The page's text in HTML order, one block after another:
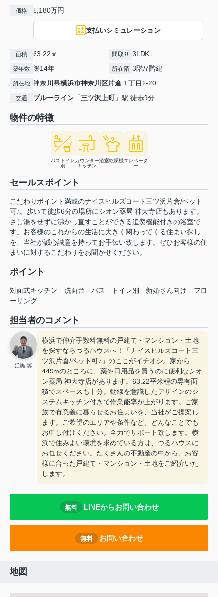
価格 5,180万円
支払いシミュレーション
面積 63.22㎡ 間取り 3LDK
築年数 築14年 所在階 3階/7階建
所在地 神奈川県横浜市神奈川区片倉１丁目2-20
交通 ブルーライン 「三ツ沢上町」駅 徒歩9分
物件の特徴
バストイレ
別
カウンター
キッチン
浴室乾燥機エレベータ
ー
セールスポイント
こだわりポイント満載のナイスヒルズコート三ツ沢片倉/ペット
可♪。歩いて徒歩6分の場所にシオン薬局 神大寺店もあります。
さし湯をせずに沸かし直すことができる追焚機能付きの浴室で
す。お客様のこれからの生活に大きく関わってくる住まい探し
を、当社が誠心誠意を持ってお手伝い致します。ぜひお客様の住
まいに対するこだわりをお聞かせください。
ポイント
対面式キッチン 洗面台 バス トイレ別 新婚さん向け
フロ
ーリング
担当者のコメント
江黒 翼
横浜で仲介手数料無料の戸建て・マンション・土地
を探すならつるハウスへ！「ナイスヒルズコート三
ツ沢片倉/ペット可♪」のここがイチオシ。家から
449mのところに、薬や日用品を買うのに便利なシオ
ン薬局 神大寺店があります。63.22平米程の専有面
積でスペースも十分。動線を意識したデザインのシ
ステムキッチン付きで作業能率が上がります。ご家
族で有意義に暮らせるお住まいを、当社がご提案し
ます。ご希望のエリアや条件など、どんなことでも
お申し付けください。全力でサポート致します。横
浜で住みよい環境を求めている方は、つるハウスに
お任せください。たくさんの不動産の中から、お客
様に合った戸建て・マンション・土地をご紹介いた
します。
無料 LINEからお問い合わせ
無料 お問い合わせ
地図